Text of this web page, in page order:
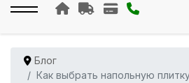
Блог
Как выбрать напольную